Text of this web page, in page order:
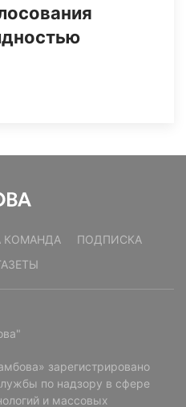
КОМАНДА
ПОДПИСКА
зарегистрировано
по надзору в сфере
и массовых